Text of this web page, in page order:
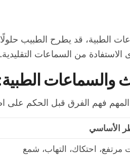
الطبية، قد يطرح الطبيب
من السماعات التقليدية.
والسماعات
فهم الفرق قبل الحكم على
الأساسي
احتكاك، التهاب، شمع